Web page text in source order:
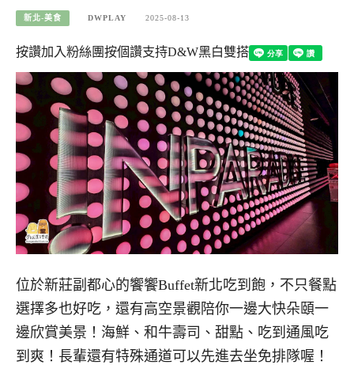
新北-美食 DWPLAY 2025-08-13
按讚加入粉絲團按個讚支持D&W黑白雙搭
位於新莊副都心的饗饗Buffet新北吃到飽，不只餐點
選擇多也好吃，還有高空景觀陪你一邊大快朵頤一
邊欣賞美景！海鮮、和牛壽司、甜點、吃到通風吃
到爽！長輩還有特殊通道可以先進去坐免排隊喔！